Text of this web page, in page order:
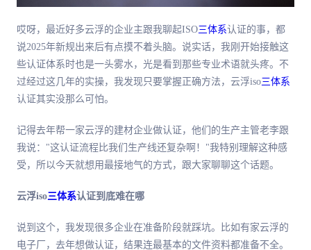
哎呀， 最近好多云浮的企业主跟我聊起ISO三体系认证的事，都
说2025年新规出来后有点摸不着头脑。说实话，我刚开始接触这
些认证体系时也是一头雾水，光是看到那些专业术语就头疼。不
过经过这几年的实操，我发现只要掌握正确方法，云浮iso三体系
认证其实没那么可怕。
记得去年帮一家云浮的建材企业做认证，他们的生产主管老李跟
我说："这认证流程比我们生产线还复杂啊！"我特别理解这种感
受，所以今天就想用最接地气的方式，跟大家聊聊这个话题。
云浮iso三体系认证到底难在哪
说到这个，我发现很多企业在准备阶段就踩坑。比如有家云浮的
电子厂，去年想做认证，结果连最基本的文件资料都准备不全。